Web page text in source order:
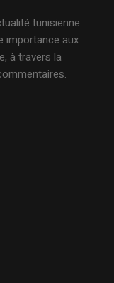
tunisienne.
importance aux
à travers la